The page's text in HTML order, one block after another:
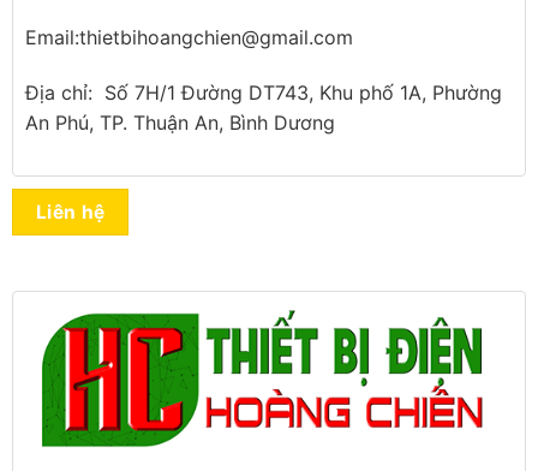
Email:thietbihoangchien@gmail.com
Địa chỉ: Số 7H/1 Đường DT743, Khu phố 1A, Phường
An Phú, TP. Thuận An, Bình Dương
Liên hệ